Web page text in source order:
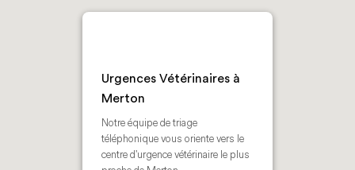
Urgences Vétérinaires à
Merton
Notre équipe de triage
téléphonique vous oriente vers le
centre d'urgence vétérinaire le plus